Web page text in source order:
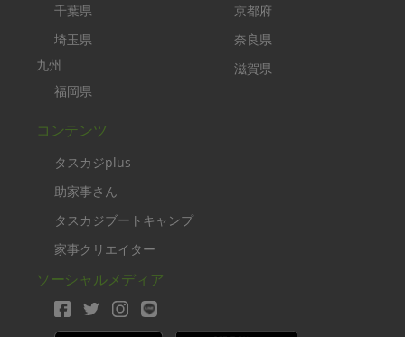
千葉県
埼玉県
九州
福岡県
京都府
奈良県
滋賀県
コンテンツ
タスカジplus
助家事さん
タスカジブートキャンプ
家事クリエイター
ソーシャルメディア